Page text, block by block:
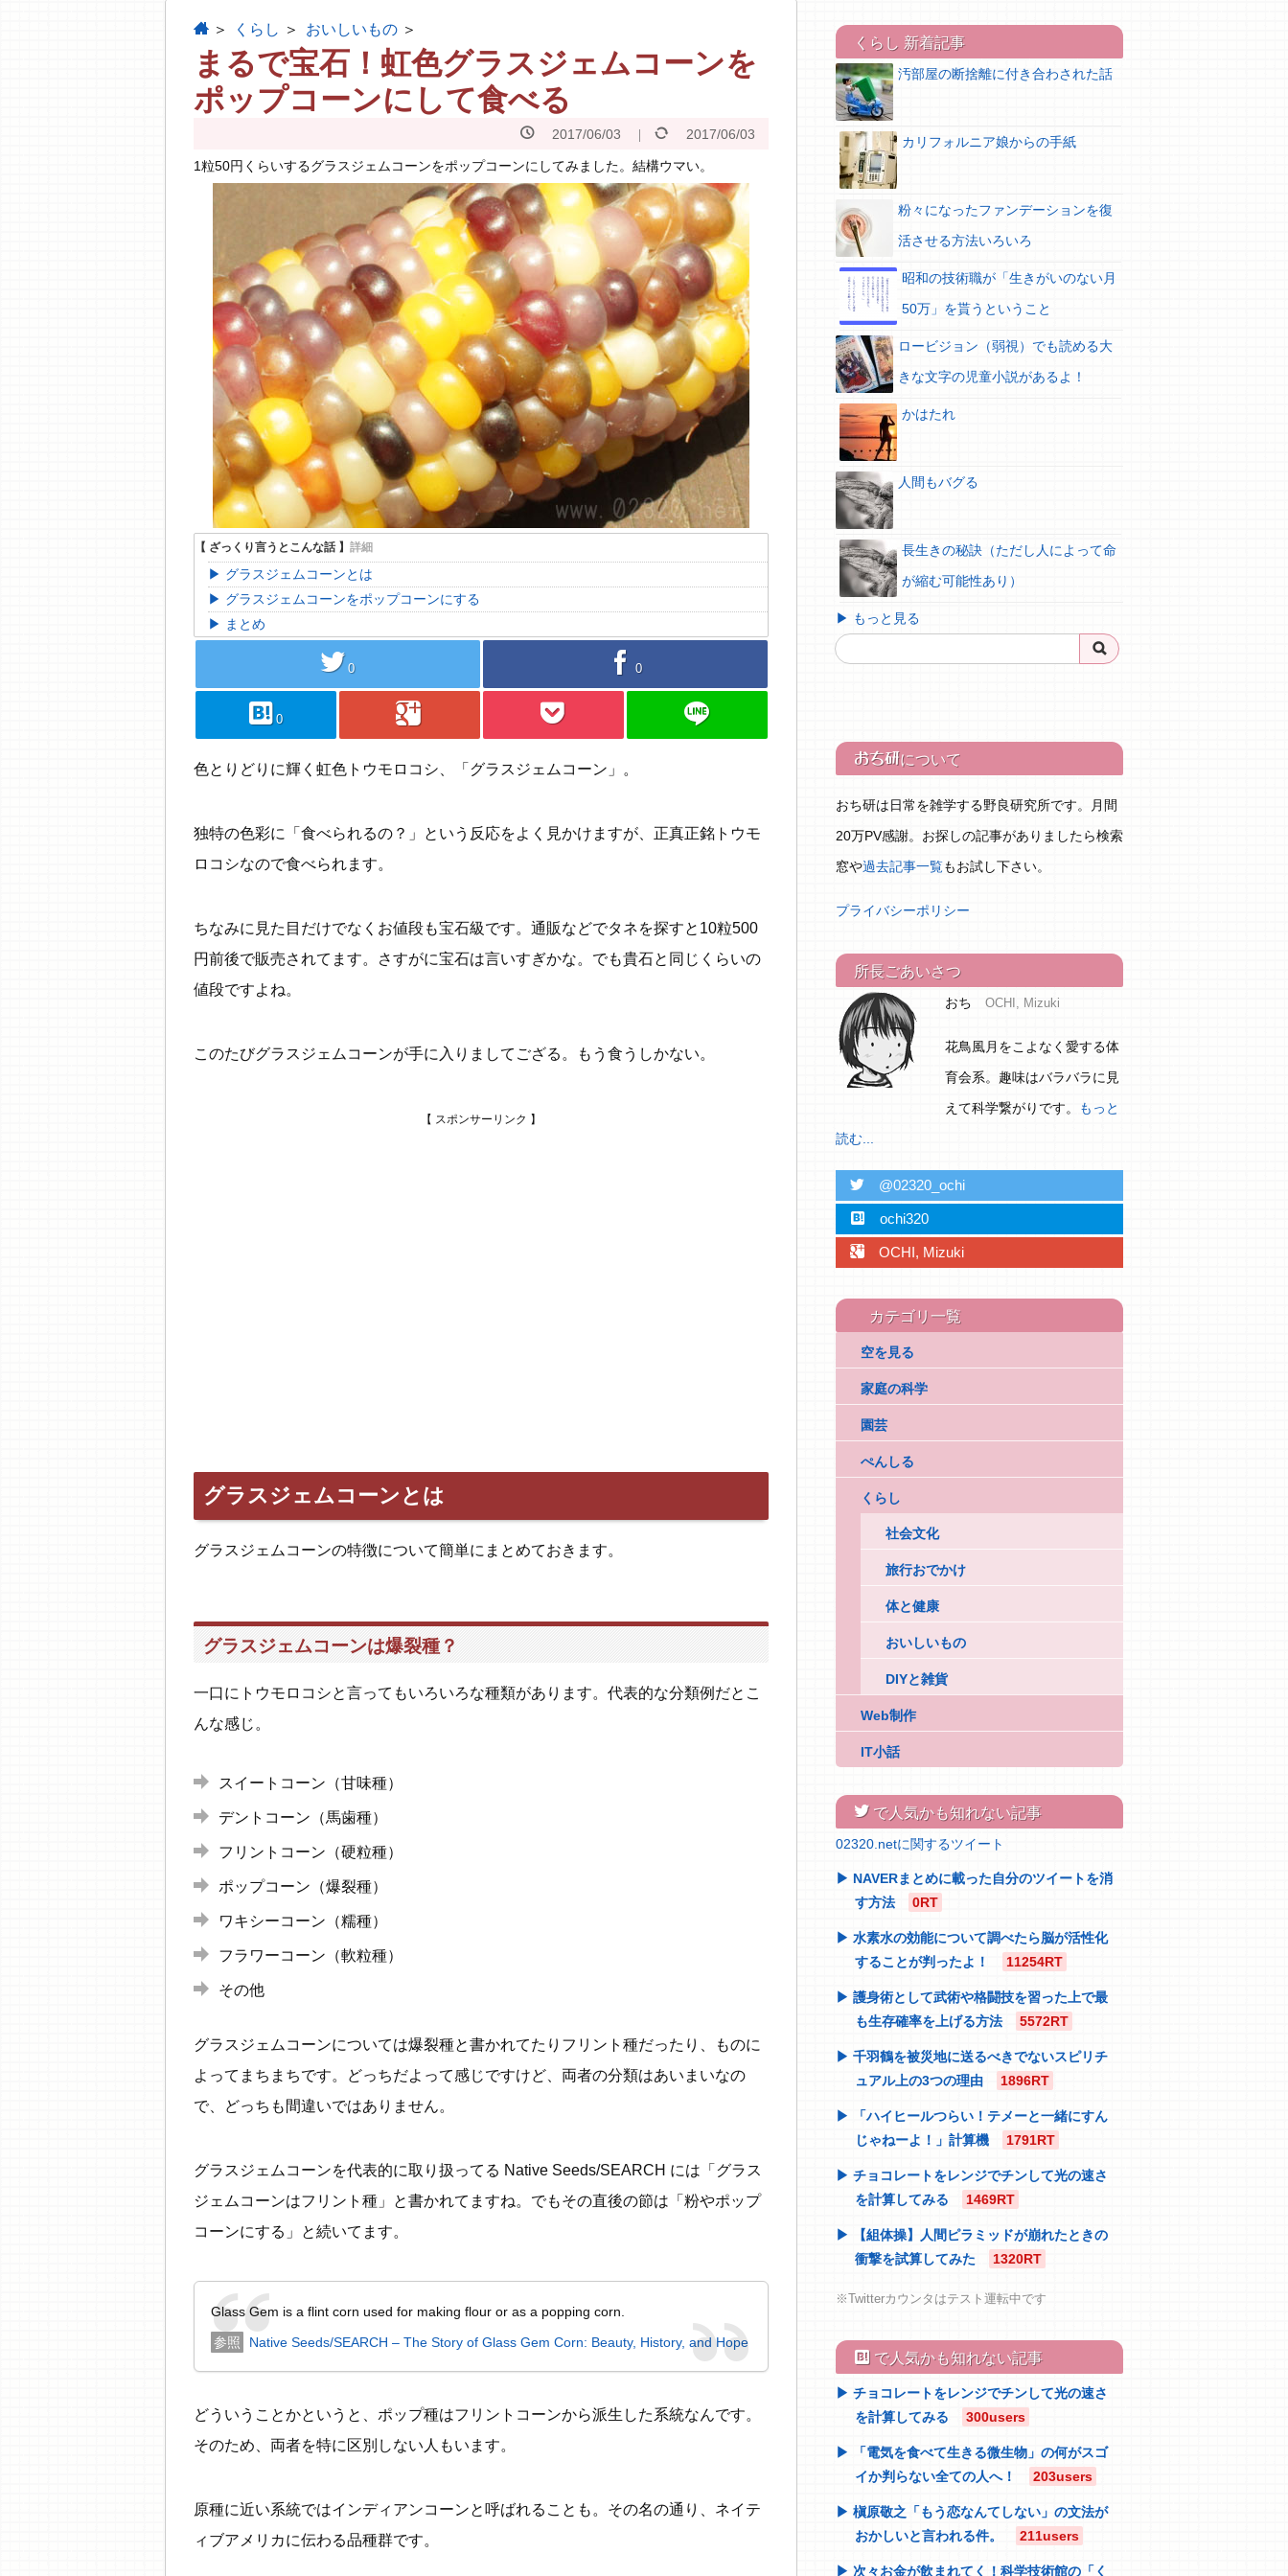
home くらし おいしいもの
まるで宝石！虹色グラスジェムコーンを
ポップコーンにして食べる
2017/06/03 2017/06/03
1粒50円くらいするグラスジェムコーンをポップコーンにしてみました。結構ウマい。
グラスジェムコーンとは
グラスジェムコーンをポップコーンにする
まとめ
twitter 0 facebook 0
hatebu 0 googleplus pocket line
色とりどりに輝く虹色トウモロコシ、「グラスジェムコーン」。
独特の色彩に「食べられるの？」という反応をよく見かけますが、正真正銘トウモ
ロコシなので食べられます。
ちなみに見た目だけでなくお値段も宝石級です。通販などでタネを探すと10粒500
円前後で販売されてます。さすがに宝石は言いすぎかな。でも貴石と同じくらいの
値段ですよね。
このたびグラスジェムコーンが手に入りましてござる。もう食うしかない。
グラスジェムコーンとは
グラスジェムコーンの特徴について簡単にまとめておきます。
グラスジェムコーンは爆裂種？
一口にトウモロコシと言ってもいろいろな種類があります。代表的な分類例だとこ
んな感じ。
スイートコーン（甘味種）
デントコーン（馬歯種）
フリントコーン（硬粒種）
ポップコーン（爆裂種）
ワキシーコーン（糯種）
フラワーコーン（軟粒種）
その他
グラスジェムコーンについては爆裂種と書かれてたりフリント種だったり、ものに
よってまちまちです。どっちだよって感じですけど、両者の分類はあいまいなの
で、どっちも間違いではありません。
グラスジェムコーンを代表的に取り扱ってる Native Seeds/SEARCH には「グラス
ジェムコーンはフリント種」と書かれてますね。でもその直後の節は「粉やポップ
コーンにする」と続いてます。
Glass Gem is a flint corn used for making flour or as a popping corn.
Native Seeds/SEARCH – The Story of Glass Gem Corn: Beauty, History, and Hope
どういうことかというと、ポップ種はフリントコーンから派生した系統なんです。
そのため、両者を特に区別しない人もいます。
原種に近い系統ではインディアンコーンと呼ばれることも。その名の通り、ネイテ
ィブアメリカに伝わる品種群です。
くらし 新着記事
汚部屋の断捨離に付き合わされた話
カリフォルニア娘からの手紙
粉々になったファンデーションを復
活させる方法いろいろ
昭和の技術職が「生きがいのない月
50万」を貰うということ
ロービジョン（弱視）でも読める大
きな文字の児童小説があるよ！
かはたれ
人間もバグる
長生きの秘訣（ただし人によって命
が縮む可能性あり）
▶ もっと見る
おち研について
おち研は日常を雑学する野良研究所です。月間
20万PV感謝。お探しの記事がありましたら検索
窓や過去記事一覧もお試し下さい。
プライバシーポリシー
所長ごあいさつ
おち OCHI, Mizuki
花鳥風月をこよなく愛する体
育会系。趣味はバラバラに見
えて科学繋がりです。
もっと
読む...
twitter @02320_ochi
hatebu ochi320
googleplus OCHI, Mizuki
カテゴリ一覧
空を見る
家庭の科学
園芸
ぺんしる
くらし
社会文化
旅行おでかけ
体と健康
おいしいもの
DIYと雑貨
Web制作
IT小話
twitterで人気かも知れない記事
02320.netに関するツイート
NAVERまとめに載った自分のツイートを消
す方法
0RT
水素水の効能について調べたら脳が活性化
することが判ったよ！
11254RT
護身術として武術や格闘技を習った上で最
も生存確率を上げる方法
5572RT
千羽鶴を被災地に送るべきでないスピリチ
ュアル上の3つの理由
1896RT
「ハイヒールつらい！テメーと一緒にすん
じゃねーよ！」計算機
1791RT
チョコレートをレンジでチンして光の速さ
を計算してみる
1469RT
【組体操】人間ピラミッドが崩れたときの
衝撃を試算してみた
1320RT
※Twitterカウンタはテスト運転中です
hatebu で人気かも知れない記事
チョコレートをレンジでチンして光の速さ
を計算してみる
300users
「電気を食べて生きる微生物」の何がスゴ
イか判らない全ての人へ！
203users
槇原敬之「もう恋なんてしない」の文法が
おかしいと言われる件。
211users
次々お金が飲まれてく！科学技術館の「く